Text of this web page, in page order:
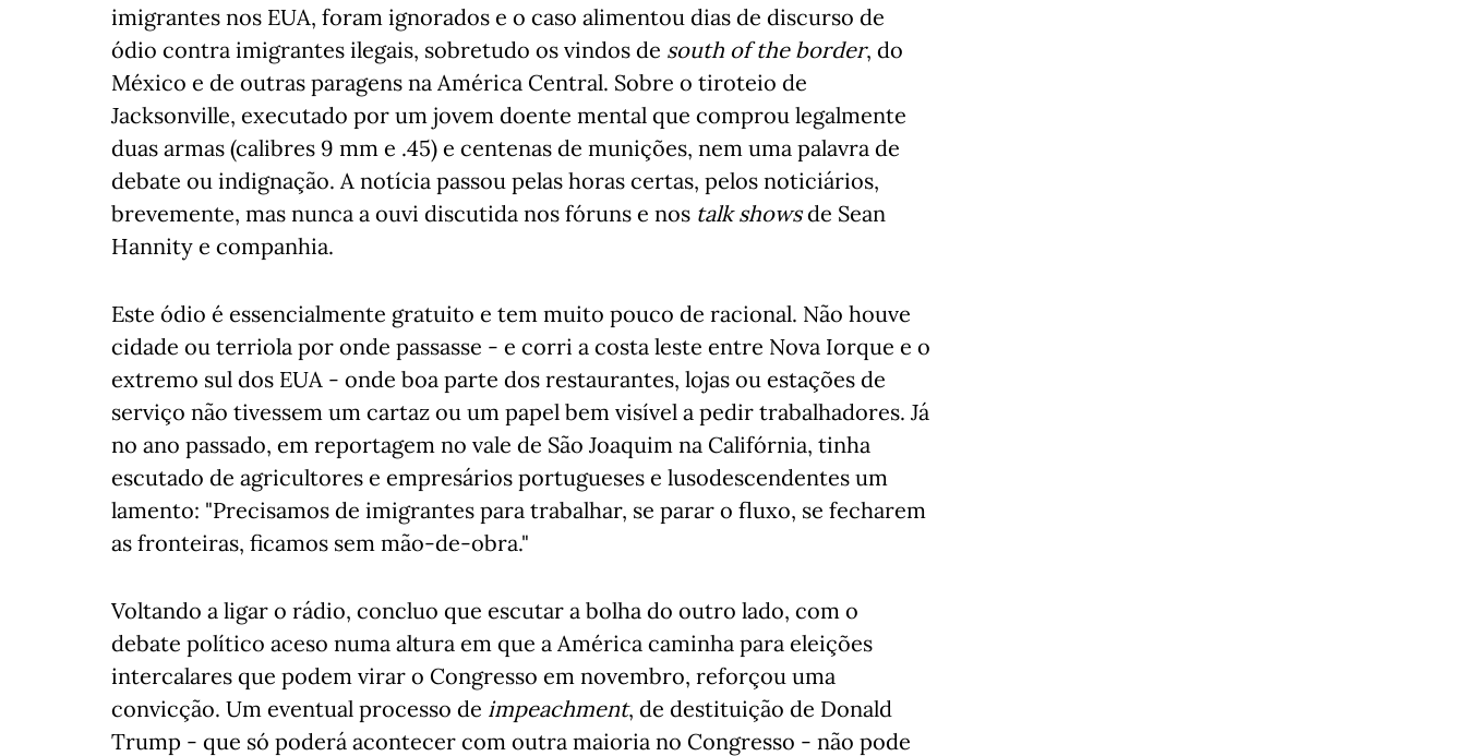
imigrantes nos EUA, foram ignorados e o caso alimentou dias de discurso de
ódio contra imigrantes ilegais, sobretudo os vindos de south of the border, do
México e de outras paragens na América Central. Sobre o tiroteio de
Jacksonville, executado por um jovem doente mental que comprou legalmente
duas armas (calibres 9 mm e .45) e centenas de munições, nem uma palavra de
debate ou indignação. A notícia passou pelas horas certas, pelos noticiários,
brevemente, mas nunca a ouvi discutida nos fóruns e nos talk showsde Sean
Hannity e companhia.
Este ódio é essencialmente gratuito e tem muito pouco de racional. Não houve
cidade ou terriola por onde passasse - e corri a costa leste entre Nova Iorque e o
extremo sul dos EUA - onde boa parte dos restaurantes, lojas ou estações de
serviço não tivessem um cartaz ou um papel bem visível a pedir trabalhadores. Já
no ano passado, em reportagem no vale de São Joaquim na Califórnia, tinha
escutado de agricultores e empresários portugueses e lusodescendentes um
lamento: "Precisamos de imigrantes para trabalhar, se parar o fluxo, se fecharem
as fronteiras, ficamos sem mão-de-obra."
Voltando a ligar o rádio, concluo que escutar a bolha do outro lado, com o
debate político aceso numa altura em que a América caminha para eleições
intercalares que podem virar o Congresso em novembro, reforçou uma
convicção. Um eventual processo de impeachment, de destituição de Donald
Trump - que só poderá acontecer com outra maioria no Congresso - não pode